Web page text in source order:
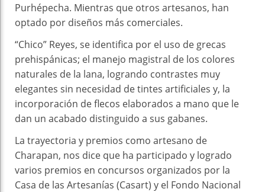
Purhépecha. Mientras que otros artesanos, han
optado por diseños más comerciales.
“Chico” Reyes, se identifica por el uso de grecas
prehispánicas; el manejo magistral de los colores
naturales de la lana, logrando contrastes muy
elegantes sin necesidad de tintes artificiales y, la
incorporación de flecos elaborados a mano que le
dan un acabado distinguido a sus gabanes.
La trayectoria y premios como artesano de
Charapan, nos dice que ha participado y logrado
varios premios en concursos organizados por la
Casa de las Artesanías (Casart) y el Fondo Nacional